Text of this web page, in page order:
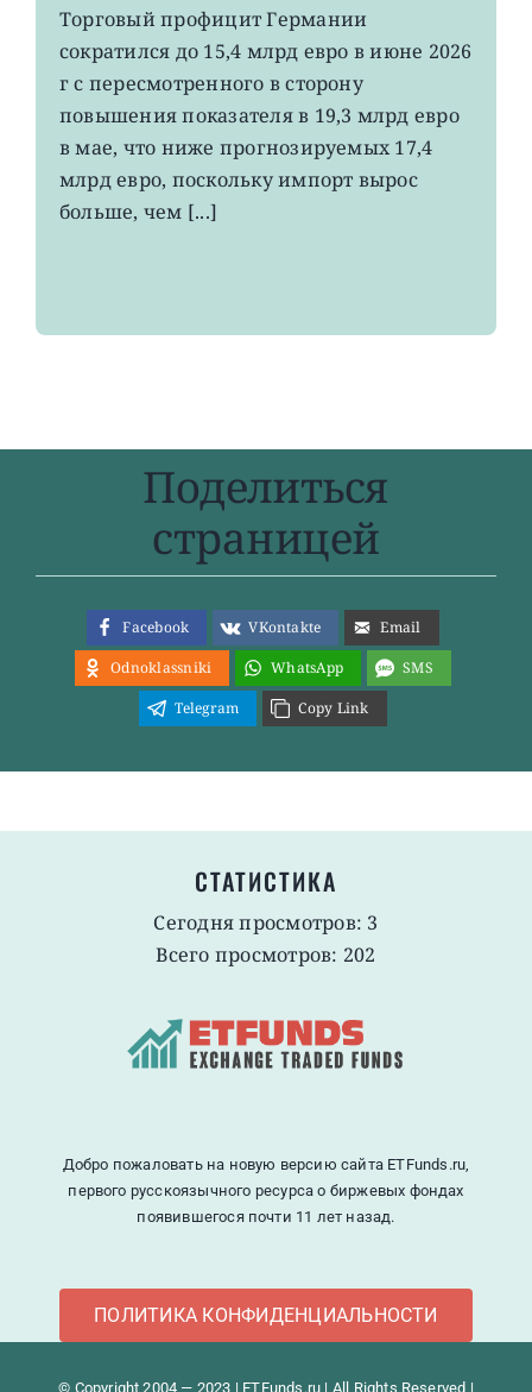
EWG:
немецкий
экспорт
вырос
4-
летнего
Торговый профицит Германии
сократился до 15,4 млрд евро в июне 2026
г с пересмотренного в сторону
повышения показателя в 19,3 млрд евро
в мае, что ниже прогнозируемых 17,4
млрд евро, поскольку импорт вырос
больше, чем [...]
Поделиться
страницей
Facebook VKontakte
Email
Odnoklassniki
WhatsApp
SMS
Telegram
Copy Link
СТАТИСТИКА
Сегодня просмотров: 3
Всего просмотров: 202
Добро пожаловать на новую версию сайта ETFunds.ru,
первого русскоязычного ресурса о биржевых фондах
появившегося почти 11 лет назад.
ПОЛИТИКА КОНФИДЕНЦИАЛЬНОСТИ
© Copyright 2004 — 2023 | ETFunds.ru | All Rights Reserved |